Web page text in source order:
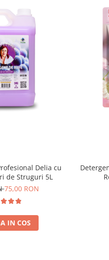
Delia cu
de Struguri 5L
75,00 RON
IN COS